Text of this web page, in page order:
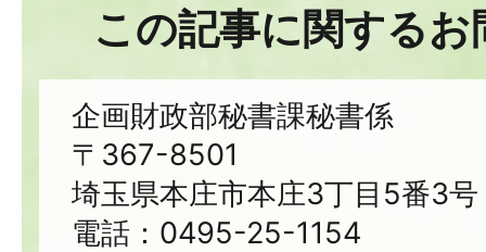
この記事に関する
企画財政部秘書課秘書係
〒367-8501
埼玉県本庄市本庄3丁目5番3号
電話：0495-25-1154